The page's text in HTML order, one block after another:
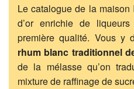
Le catalogue de la
d’or enrichie de
première qualité. Vous y
rhum blanc traditionnel
de la mélasse qu’on
mixture de raffinage de